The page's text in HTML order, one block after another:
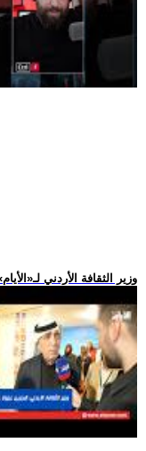
.. وزير الثقافة الأردني